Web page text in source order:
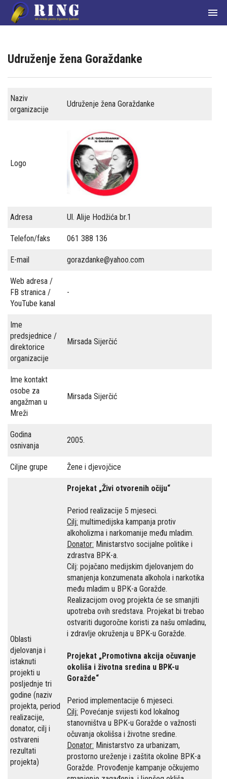

Početna
Članice
Zakoni
i
politike
Publikacije
Prevencija
Kontakti
Udruženje žena Goraždanke
Naziv
organizacije
Udruženje žena Goraždanke
Logo
Adresa Ul. Alije Hodžića br.1
Telefon/faks 061 388 136
E-mail gorazdanke@yahoo.com
Web adresa /
FB stranica /
YouTube kanal
-
Ime
predsjednice /
direktorice
organizacije
Mirsada Sijerčić
Ime kontakt
osobe za
angažman u
Mreži
Mirsada Sijerčić
Godina
osnivanja
2005.
Ciljne grupe Žene i djevojčice
Oblasti
djelovanja i
istaknuti
projekti u
posljednje tri
godine (naziv
projekta, period
realizacije,
donator, cilj i
ostvareni
rezultati
projekta)
Projekat „Živi otvorenih očiju“
Period realizacije 5 mjeseci.
Cilj: multimedijska kampanja protiv
alkoholizma i narkomanije među mladim.
Donator: Ministarstvo socijalne politike i
zdrastva BPK-a.
Cilj: pojačano medijskim djelovanjem do
smanjenja konzumenata alkohola i narkotika
među mladim u BPK-a Goražde.
Realizacijom ovog projekta će se smanjiti
upotreba ovih sredstava. Projekat bi trebao
ostvariti dugoročne koristi za našu omladinu,
i zdravlje okruženja u BPK-u Goražde.
Projekat „Promotivna akcija očuvanje
okoliša i životna sredina u BPK-u
Goražde“
Period implementacije 6 mjeseci.
Cilj: Povećanje svijesti kod lokalnog
stanovništva u BPK-u Goražde o važnosti
očuvanja okolišsa i životne sredine.
Donator: Ministarstvo za urbanizam,
prostorno ureženje i zaštita okoline BPK-a
Goražde. Provođenje kampanje očkujemo